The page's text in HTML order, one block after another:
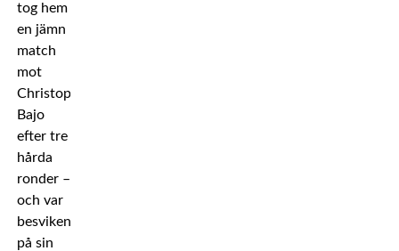
tog hem
en jämn
match
mot
Christopher
Bajo
efter tre
hårda
ronder –
och var
besviken
på sin